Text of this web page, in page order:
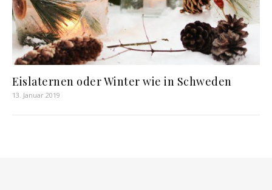
Eislaternen oder Winter wie in Schweden
13. Januar 2019